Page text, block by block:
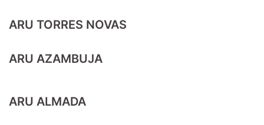
ARU TORRES NOVAS
ARU AZAMBUJA
ARU ALMADA